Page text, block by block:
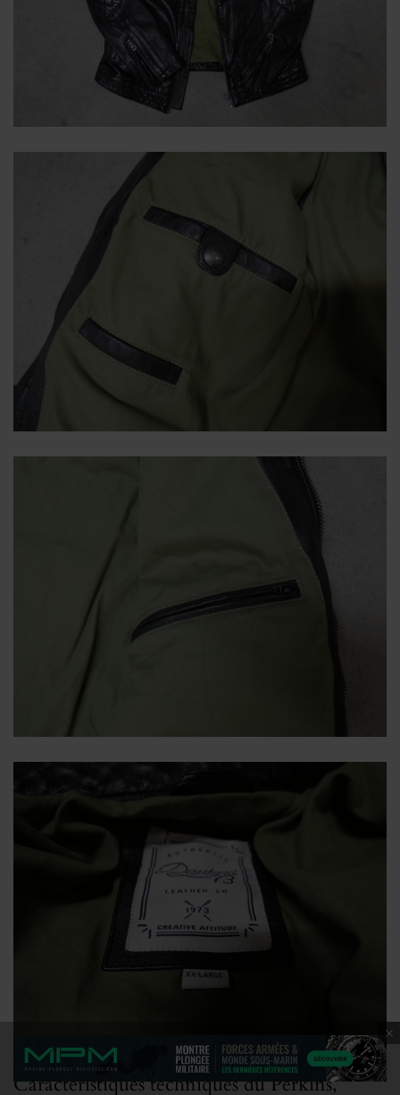
Caractéristiques techniques du Perkins,